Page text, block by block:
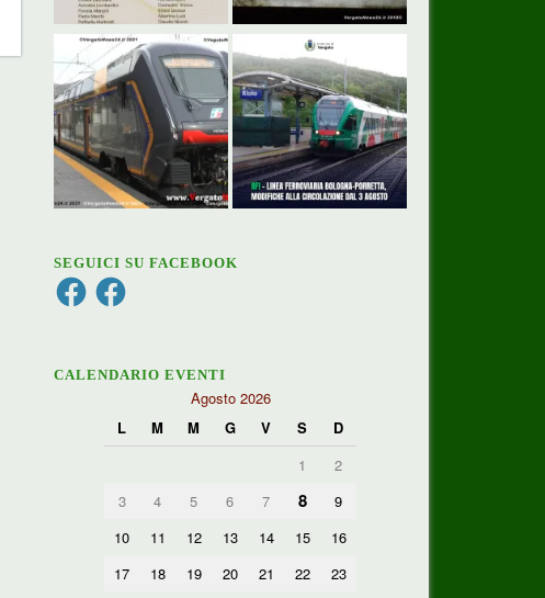
SEGUICI SU FACEBOOK
FacebookFacebook
CALENDARIO EVENTI
Agosto 2026
L
M M G V S
D
1
2
3
4 5 6 7 8
9
10
11 12 13 14 15
16
17
18 19 20 21 22
23